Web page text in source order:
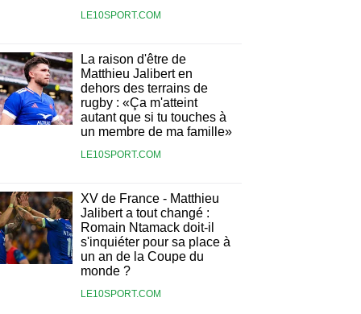
LE10SPORT.COM
La raison d'être de
Matthieu Jalibert en
dehors des terrains de
rugby : «Ça m'atteint
autant que si tu touches à
un membre de ma famille»
LE10SPORT.COM
XV de France - Matthieu
Jalibert a tout changé :
Romain Ntamack doit-il
s'inquiéter pour sa place à
un an de la Coupe du
monde ?
LE10SPORT.COM